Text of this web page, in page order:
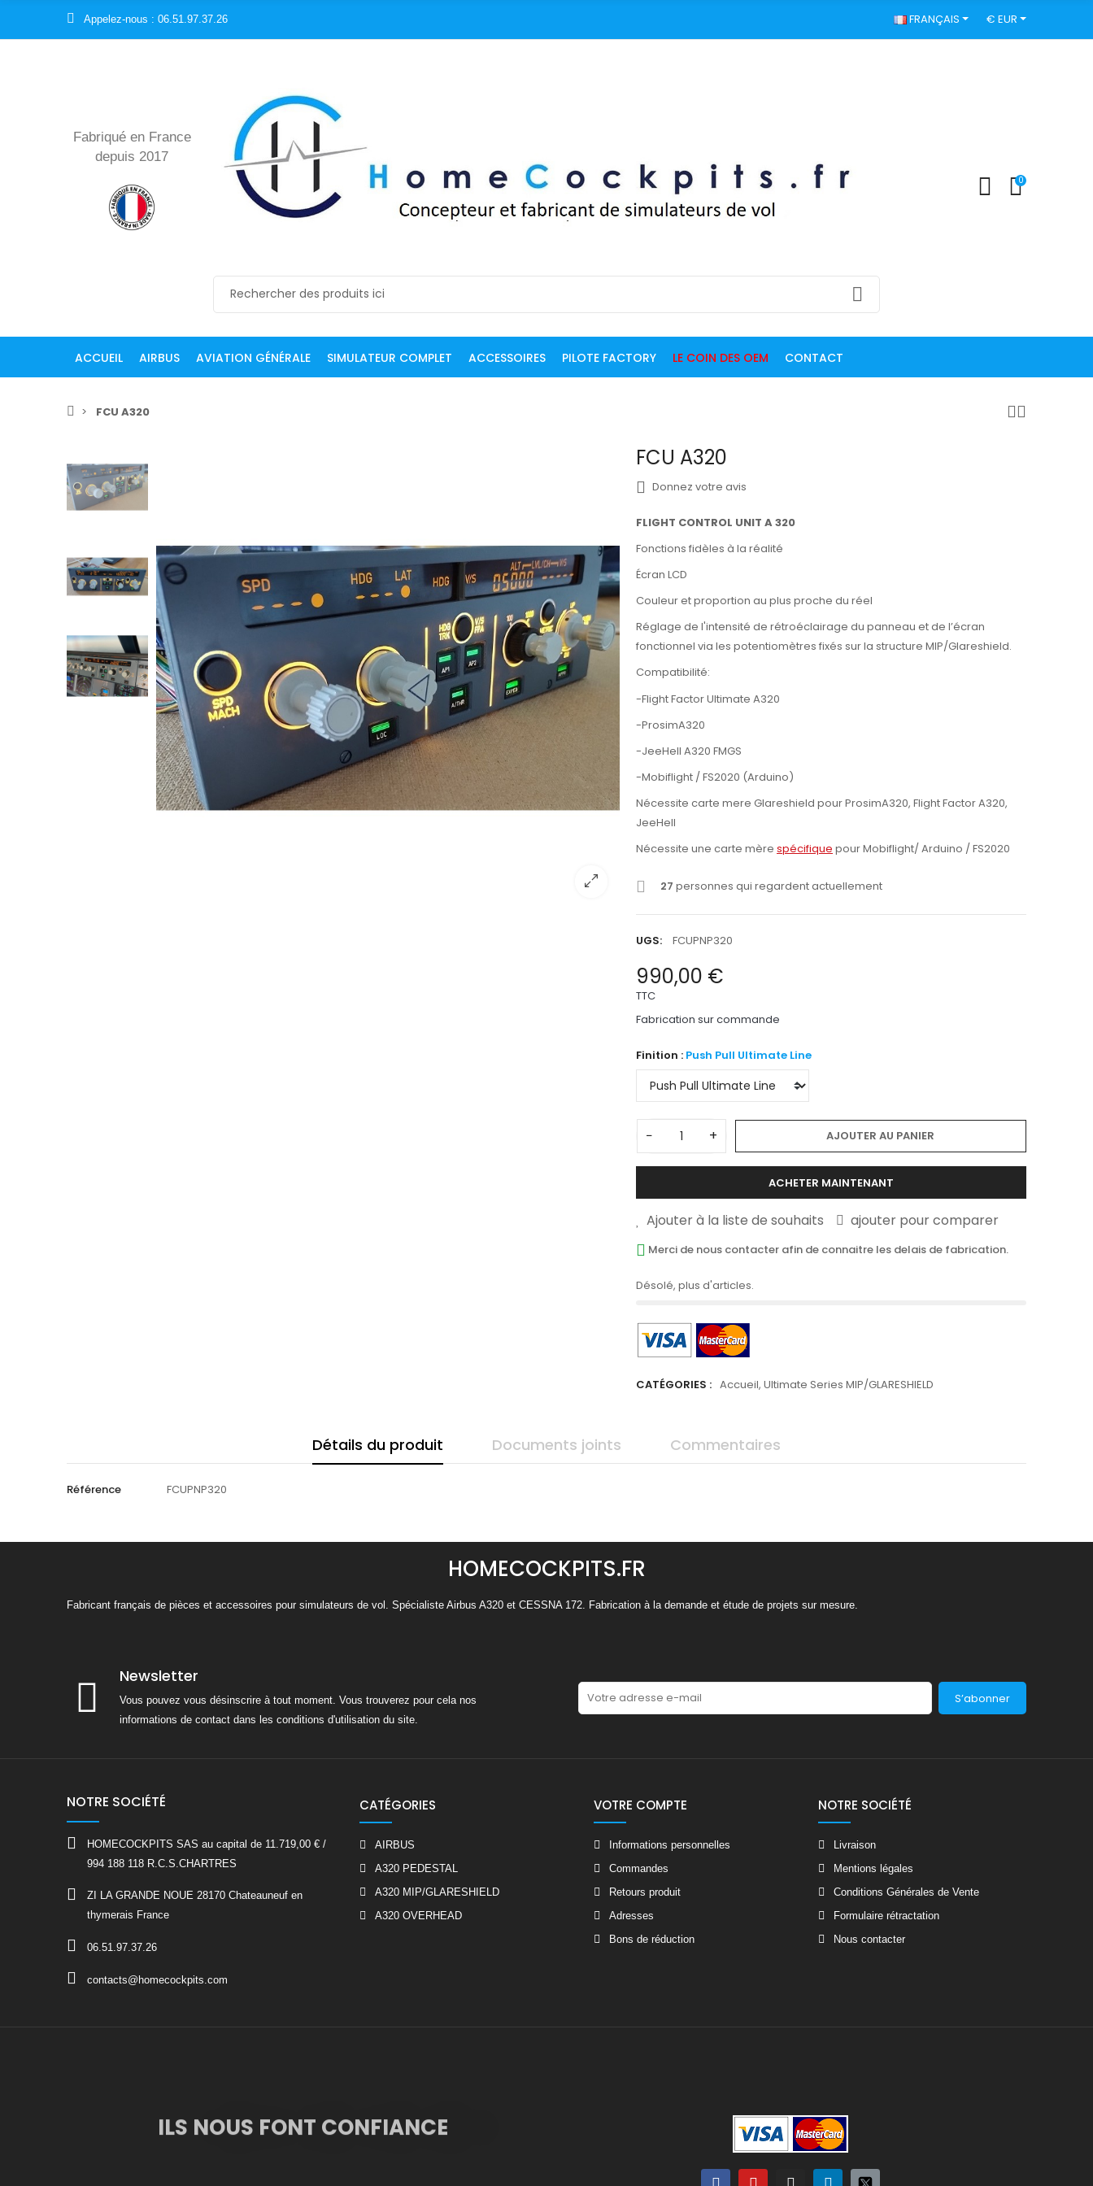
Appelez-nous : 06.51.97.37.26 FRANÇAIS € EUR
Fabriqué en France
depuis 2017
0
ACCUEIL AIRBUS AVIATION GÉNÉRALE SIMULATEUR COMPLET ACCESSOIRES PILOTE FACTORY LE COIN DES OEM CONTACT
FCU A320
FCU A320
Donnez votre avis
FLIGHT CONTROL UNIT A 320
Fonctions fidèles à la réalité
Écran LCD
Couleur et proportion au plus proche du réel
Réglage de l'intensité de rétroéclairage du panneau et de l’écran
fonctionnel via les potentiomètres fixés sur la structure MIP/Glareshield.
Compatibilité:
-Flight Factor Ultimate A320
-ProsimA320
-JeeHell A320 FMGS
-Mobiflight / FS2020 (Arduino)
Nécessite carte mere Glareshield pour ProsimA320, Flight Factor A320,
JeeHell
Nécessite une carte mère spécifique pour Mobiflight/ Arduino / FS2020
27 personnes qui regardent actuellement
UGS: FCUPNP320
990,00 €
TTC
Fabrication sur commande
Finition : Push Pull Ultimate Line
− + AJOUTER AU PANIER
ACHETER MAINTENANT
Ajouter à la liste de souhaits ajouter pour comparer
Merci de nous contacter afin de connaitre les delais de fabrication.
Désolé, plus d'articles.
CATÉGORIES : Accueil, Ultimate Series MIP/GLARESHIELD
Détails du produit Documents joints Commentaires
Référence FCUPNP320
HOMECOCKPITS.FR
Fabricant français de pièces et accessoires pour simulateurs de vol. Spécialiste Airbus A320 et CESSNA 172. Fabrication à la demande et étude de projets sur mesure.
Newsletter
Vous pouvez vous désinscrire à tout moment. Vous trouverez pour cela nos
informations de contact dans les conditions d'utilisation du site.
S’abonner
NOTRE SOCIÉTÉ
HOMECOCKPITS SAS au capital de 11.719,00 € /
994 188 118 R.C.S.CHARTRES
ZI LA GRANDE NOUE 28170 Chateauneuf en
thymerais France
06.51.97.37.26
contacts@homecockpits.com
CATÉGORIES
AIRBUS
A320 PEDESTAL
A320 MIP/GLARESHIELD
A320 OVERHEAD
VOTRE COMPTE
Informations personnelles
Commandes
Retours produit
Adresses
Bons de réduction
NOTRE SOCIÉTÉ
Livraison
Mentions légales
Conditions Générales de Vente
Formulaire rétractation
Nous contacter